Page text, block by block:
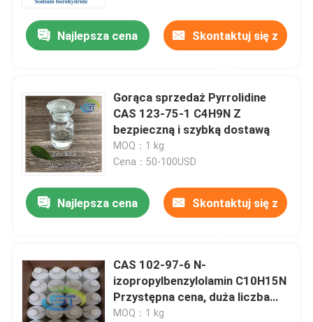
Wycieczka po fabryce
Skontaktuj się z nami
Poprosić o wycenę
BMK Chemia
Firma Chemiczna PMK
Firma BDO Chemical
Najlepsza cena Skontaktuj się z
Gorąca sprzedaż Pyrrolidine
CAS 123-75-1 C4H9N Z
bezpieczną i szybką dostawą
MOQ：1 kg
Cena：50-100USD
Najlepsza cena Skontaktuj się z
CAS 102-97-6 N-
izopropylbenzylolamin C10H15N
Przystępna cena, duża liczba
dostępnych produktów
MOQ：1 kg